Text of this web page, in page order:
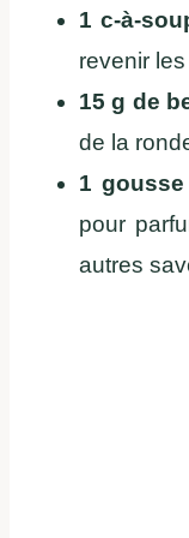
1 c-à-
revenir
15 g de
de la
1 gousse
pour
autres